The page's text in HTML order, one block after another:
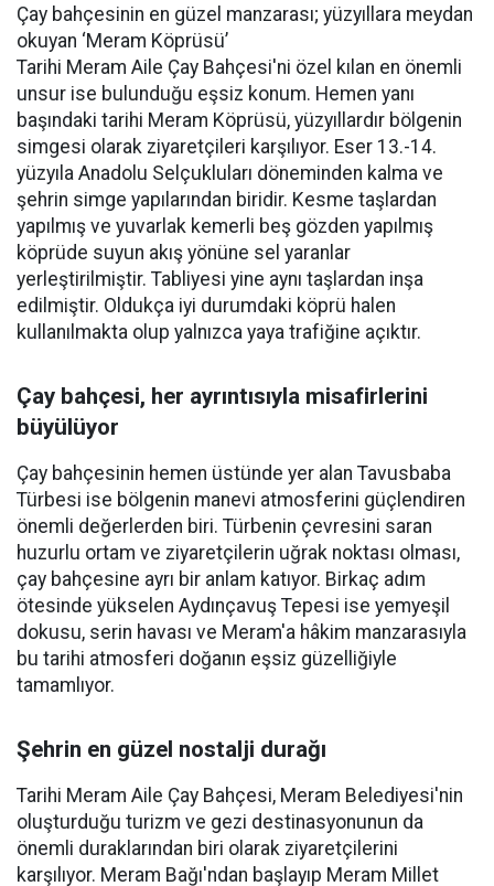
Çay bahçesinin en güzel manzarası; yüzyıllara meydan
okuyan ‘Meram Köprüsü’
Tarihi Meram Aile Çay Bahçesi'ni özel kılan en önemli
unsur ise bulunduğu eşsiz konum. Hemen yanı
başındaki tarihi Meram Köprüsü, yüzyıllardır bölgenin
simgesi olarak ziyaretçileri karşılıyor. Eser 13.-14.
yüzyıla Anadolu Selçukluları döneminden kalma ve
şehrin simge yapılarından biridir. Kesme taşlardan
yapılmış ve yuvarlak kemerli beş gözden yapılmış
köprüde suyun akış yönüne sel yaranlar
yerleştirilmiştir. Tabliyesi yine aynı taşlardan inşa
edilmiştir. Oldukça iyi durumdaki köprü halen
kullanılmakta olup yalnızca yaya trafiğine açıktır.
Çay bahçesi, her ayrıntısıyla misafirlerini
büyülüyor
Çay bahçesinin hemen üstünde yer alan Tavusbaba
Türbesi ise bölgenin manevi atmosferini güçlendiren
önemli değerlerden biri. Türbenin çevresini saran
huzurlu ortam ve ziyaretçilerin uğrak noktası olması,
çay bahçesine ayrı bir anlam katıyor. Birkaç adım
ötesinde yükselen Aydınçavuş Tepesi ise yemyeşil
dokusu, serin havası ve Meram'a hâkim manzarasıyla
bu tarihi atmosferi doğanın eşsiz güzelliğiyle
tamamlıyor.
Şehrin en güzel nostalji durağı
Tarihi Meram Aile Çay Bahçesi, Meram Belediyesi'nin
oluşturduğu turizm ve gezi destinasyonunun da
önemli duraklarından biri olarak ziyaretçilerini
karşılıyor. Meram Bağı'ndan başlayıp Meram Millet